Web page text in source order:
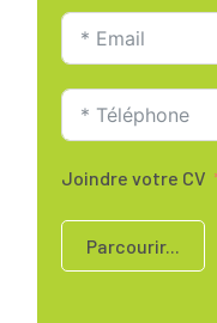
Joindre votre CV
Parcourir...